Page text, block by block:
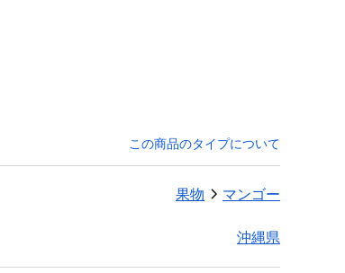
この商品のタイプについて
果物 マンゴー
沖縄県